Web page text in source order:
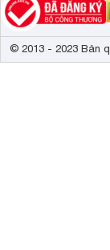
© 2013 - 2023 Bản